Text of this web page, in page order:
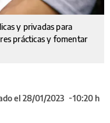
y privadas para
prácticas y fomentar
el 28/01/2023
10:20 h